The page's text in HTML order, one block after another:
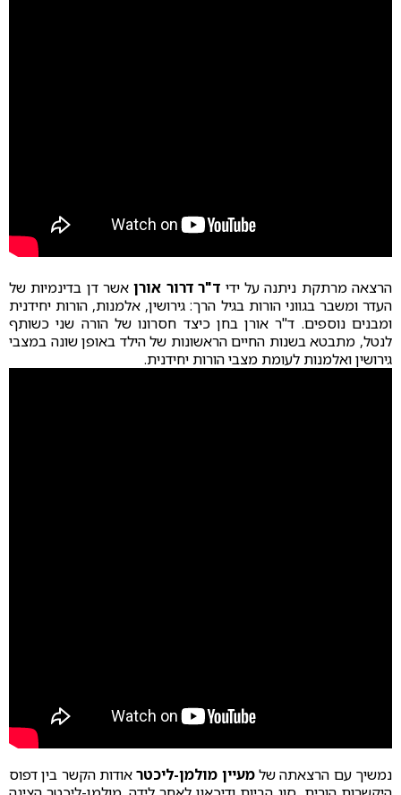
הרצאה מרתקת ניתנה על ידי ד"ר דרור אורןאשר דן בדינמיות של
העדר ומשבר בגווני הורות בגיל הרך: גירושין, אלמנות, הורות יחידנית
ומבנים נוספים. ד"ר אורן בחן כיצד חסרונו של הורה שני כשותף
לנטל, מתבטא בשנות החיים הראשונות של הילד באופן שונה במצבי
גירושין ואלמנות לעומת מצבי הורות יחידנית.
נמשיך עם הרצאתה שלמעיין מולמן-ליכטראודות הקשר בין דפוס